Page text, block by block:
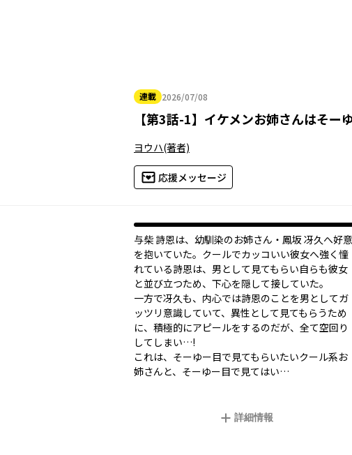
連載 2026/07/08
2026年07月08日
【第3話-1】 イケメンお姉さんはそー
ヨウハ(著者)
応援メッセージ
与柴 詩恩は、幼馴染のお姉さん・鳳坂 冴久へ好意
を抱いていた。クールでカッコいい彼女へ強く憧
れている詩恩は、男として見てもらい自らも彼女
と並び立つため、下心を隠して接していた。
一方で冴久も、内心では詩恩のことを男としてガ
ッツリ意識していて、異性として見てもらうため
に、積極的にアピールをするのだが、全て空回り
してしまい…!
これは、そーゆー目で見てもらいたいクール系お
姉さんと、そーゆー目で見てはい…
詳細情報